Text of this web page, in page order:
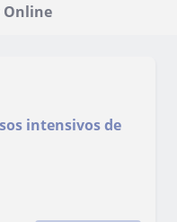
Online
intensivos de